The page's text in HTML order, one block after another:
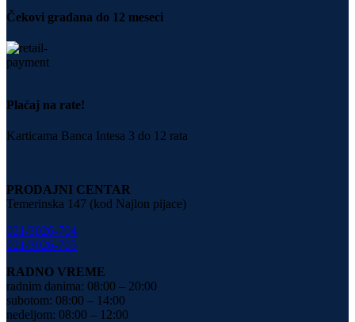
Čekovi građana do 12 meseci
Plaćaj na rate!
Karticama Banca Intesa 3 do 12 rata
PRODAJNI CENTAR
Temerinska 147 (kod Najlon pijace)
021/3026-704
021/3026-705
RADNO VREME
radnim danima: 08:00 – 20:00
subotom: 08:00 – 14:00
nedeljom: 08:00 – 12:00